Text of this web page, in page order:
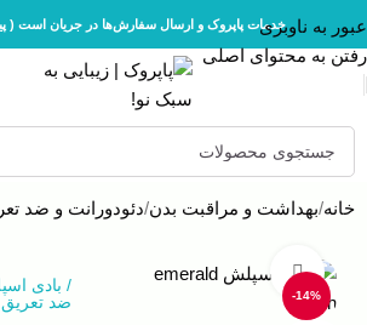
عبور به ناوبری
رفتن به محتوای اصلی
خدمات پاپروک و ارسال سفارش‌ها در جریان است (
خانه بهداشت و مراقبت بدن دئودورانت و ضد
-14%
بزرگنمایی تصویر
/ بادی
ضد تعریق